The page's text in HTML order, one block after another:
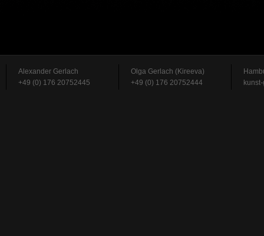
Alexander Gerlach
+49 (0) 176 20752445
Olga Gerlach (Kireeva)
+49 (0) 176 20752444